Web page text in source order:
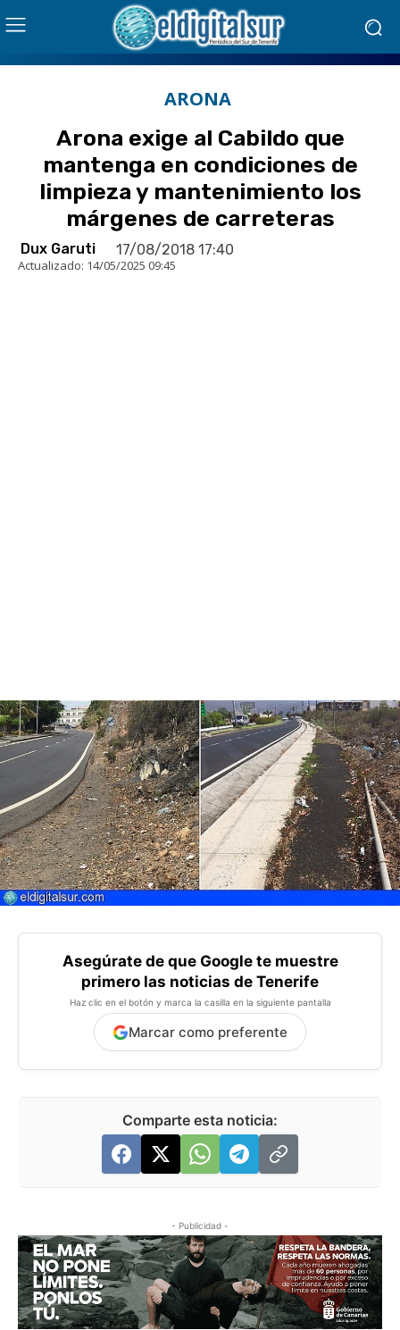
ARONA
Arona exige al Cabildo que
mantenga en condiciones de
limpieza y mantenimiento los
márgenes de carreteras
Dux Garuti 17/08/2018 17:40
Actualizado: 14/05/2025 09:45
Asegúrate de que Google te muestre
primero las noticias de Tenerife
Haz clic en el botón y marca la casilla en la siguiente pantalla
Marcar como preferente
Comparte esta noticia:
- Publicidad -